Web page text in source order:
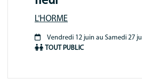
L'HORME
Période
Vendredi 12 juin au Samedi 27
TOUT PUBLIC